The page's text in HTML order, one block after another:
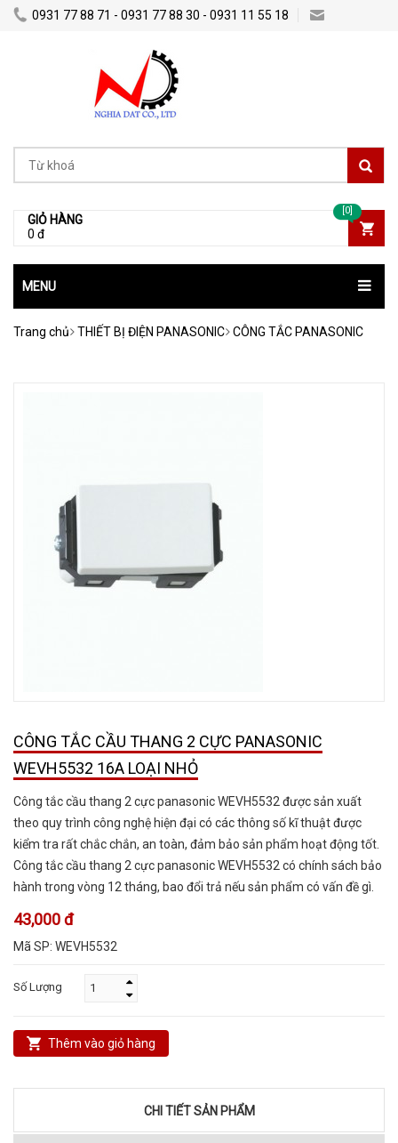
0931 77 88 71 - 0931 77 88 30 - 0931 11 55 18
GIỎ HÀNG
0 đ
[0]
MENU
Trang chủ THIẾT BỊ ĐIỆN PANASONIC CÔNG TẮC PANASONIC
CÔNG TẮC CẦU THANG 2 CỰC PANASONIC
WEVH5532 16A LOẠI NHỎ
Công tắc cầu thang 2 cực panasonic WEVH5532 được sản xuất
theo quy trình công nghệ hiện đại có các thông số kĩ thuật được
kiểm tra rất chắc chắn, an toàn, đảm bảo sản phẩm hoạt động tốt.
Công tắc cầu thang 2 cực panasonic WEVH5532 có chính sách bảo
hành trong vòng 12 tháng, bao đổi trả nếu sản phẩm có vấn đề gì.
43,000 đ
Mã SP: WEVH5532
Số Lượng
Thêm vào giỏ hàng
CHI TIẾT SẢN PHẨM